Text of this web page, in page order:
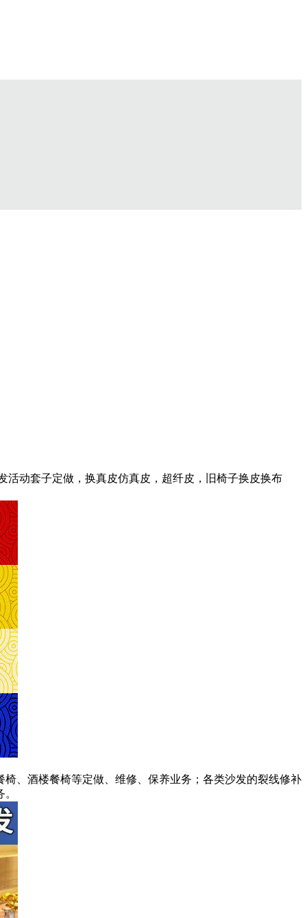
动套子定做，换真皮仿真皮，超纤皮，旧椅子换皮换布
、酒楼餐椅等定做、维修、保养业务；各类沙发的裂线修补